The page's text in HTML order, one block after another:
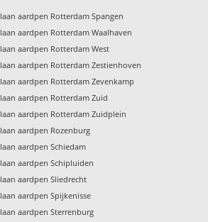
aardpen Rotterdam Spangen
aardpen Rotterdam Waalhaven
aardpen Rotterdam West
aardpen Rotterdam Zestienhoven
aardpen Rotterdam Zevenkamp
aardpen Rotterdam Zuid
aardpen Rotterdam Zuidplein
aardpen Rozenburg
aardpen Schiedam
aardpen Schipluiden
aardpen Sliedrecht
aardpen Spijkenisse
aardpen Sterrenburg